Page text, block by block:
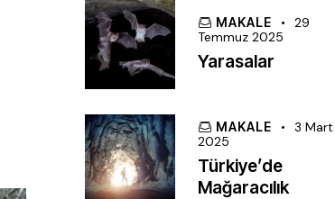
MAKALE
29
Temmuz 2025
Yarasalar
MAKALE
3 Mart
2025
Türkiye’de
Mağaracılık